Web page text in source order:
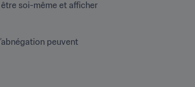
soi-même et afficher
peuvent